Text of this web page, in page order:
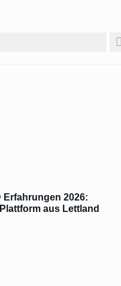
Erfahrungen 2026:
aus Lettland